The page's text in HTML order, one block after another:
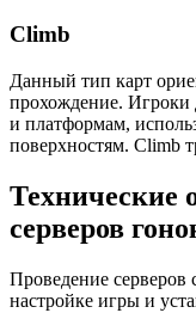
Climb
Данный тип карт
прохождение. Игроки
и платформам,
поверхностям. Climb
Технические
серверов
Проведение серверов
настройке игры и